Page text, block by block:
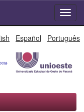
Español Português